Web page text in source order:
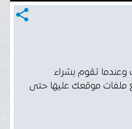
share
تقوم بشراء
ملفات موقعك عليها حتى